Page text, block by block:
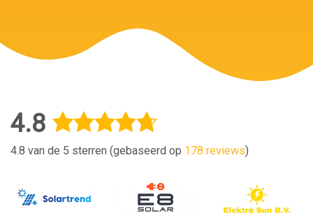
4.8
4.8 van de 5 sterren (gebaseerd op 178 reviews)